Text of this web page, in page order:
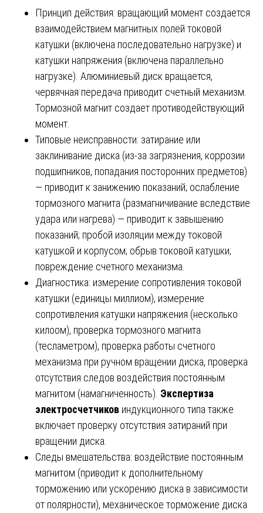
Принцип действия: вращающий момент создается
взаимодействием магнитных полей токовой
катушки (включена последовательно нагрузке) и
катушки напряжения (включена параллельно
нагрузке). Алюминиевый диск вращается,
червячная передача приводит счетный механизм.
Тормозной магнит создает противодействующий
момент.
Типовые неисправности: затирание или
заклинивание диска (из-за загрязнения, коррозии
подшипников, попадания посторонних предметов)
— приводит к занижению показаний; ослабление
тормозного магнита (размагничивание вследствие
удара или нагрева) — приводит к завышению
показаний; пробой изоляции между токовой
катушкой и корпусом; обрыв токовой катушки;
повреждение счетного механизма.
Диагностика: измерение сопротивления токовой
катушки (единицы миллиом), измерение
сопротивления катушки напряжения (несколько
килоом), проверка тормозного магнита
(тесламетром), проверка работы счетного
механизма при ручном вращении диска, проверка
отсутствия следов воздействия постоянным
магнитом (намагниченность). Экспертиза
электросчетчиков индукционного типа также
включает проверку отсутствия затираний при
вращении диска.
Следы вмешательства: воздействие постоянным
магнитом (приводит к дополнительному
торможению или ускорению диска в зависимости
от полярности), механическое торможение диска